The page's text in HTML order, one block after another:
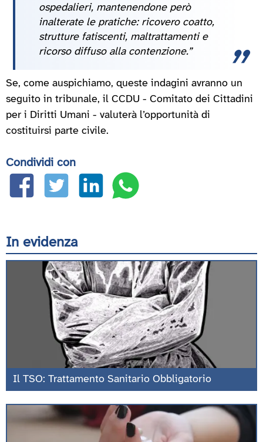
ospedalieri, mantenendone però
inalterate le pratiche: ricovero coatto,
strutture fatiscenti, maltrattamenti e
ricorso diffuso alla contenzione.”
Se, come auspichiamo, queste indagini avranno un
seguito in tribunale, il CCDU - Comitato dei Cittadini
per i Diritti Umani - valuterà l’opportunità di
costituirsi parte civile.
Condividi con
In evidenza
Il TSO: Trattamento Sanitario Obbligatorio